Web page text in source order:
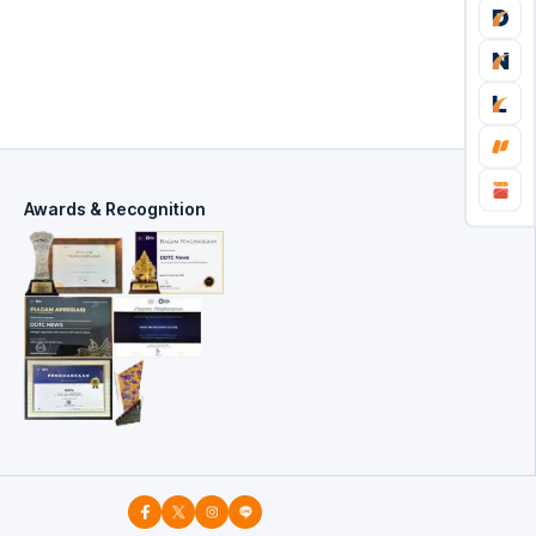
Awards & Recognition